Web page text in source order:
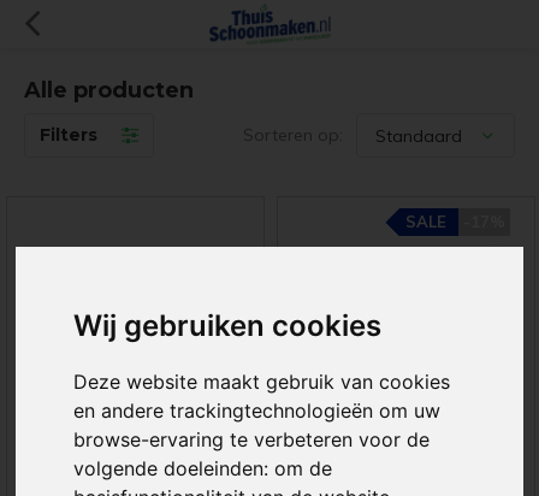
Wij gebruiken cookies
Deze website maakt gebruik van cookies
en andere trackingtechnologieën om uw
browse-ervaring te verbeteren voor de
volgende doeleinden:om de
Alle producten
Filters Sorteren op:
ThuisSchoonmaken
Mopset Plus
Compleet
Greenspeed Mopset
Compleet
SALE
SALE